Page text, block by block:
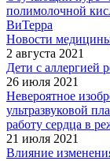
полимолочной
ВиТерра
Новости
2 августа 2021
Дети с аллергией
26 июля 2021
Невероятное
ультразвуковой
работу сердца в
21 июля 2021
Влияние